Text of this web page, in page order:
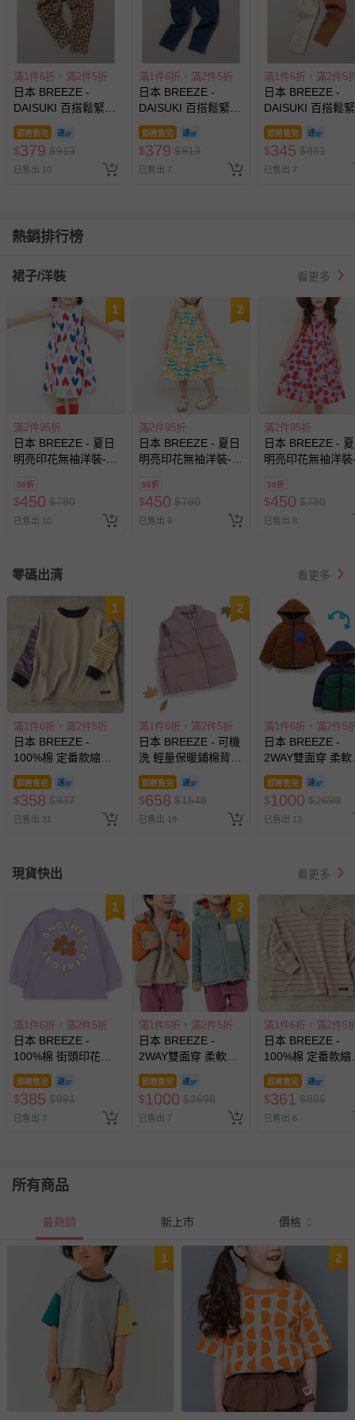
滿1件6折，滿2件5折
日本 BREEZE -
DAISUKI 百搭鬆緊彈
性九分褲-豹紋-淺棕
即將售完
$379 $913
已售出 10
滿1件6折，滿2件5折
日本 BREEZE -
DAISUKI 百搭鬆緊彈
性九分褲-素面-深藍
即將售完
$379 $913
已售出 7
滿1件6折，滿2件5
日本 BREEZE -
DAISUKI 百搭鬆
性九分褲-撞色-白
即將售完
$345 $881
已售出 7
熱銷排行榜
裙子/洋裝 看更多
1
滿2件95折
日本 BREEZE - 夏日
明亮印花無袖洋裝-彩
58折
$450 $780
已售出 10
2
滿2件95折
日本 BREEZE - 夏日
明亮印花無袖洋裝-花
58折
$450 $780
已售出 9
滿2件95折
日本 BREEZE -
明亮印花無袖洋
58折
$450 $780
已售出 8
零碼出清 看更多
1
滿1件6折，滿2件5折
日本 BREEZE -
100%棉 定番款縮口
長袖上衣-素面撞色-
卡其X藍X粉紅
即將售完
$358 $937
已售出 31
2
滿1件6折，滿2件5折
日本 BREEZE - 可機
洗 輕量保暖鋪棉背
心-粉紅
即將售完
$658 $1548
已售出 19
滿1件6折，滿2件5
日本 BREEZE -
2WAY雙面穿 柔軟
毛科技羽絨外套(
拆)-海軍藍X綠
即將售完
$1000 $2698
已售出 13
現貨快出 看更多
1
滿1件6折，滿2件5折
日本 BREEZE -
100%棉 街頭印花長
袖上衣-花朵-粉紫
即將售完
$385 $991
已售出 7
2
滿1件6折，滿2件5折
日本 BREEZE -
2WAY雙面穿 柔軟毛
毛科技羽絨外套(帽可
拆)-橘X卡其
即將售完
$1000 $2698
已售出 7
滿1件6折，滿2件5
日本 BREEZE -
100%棉 定番款縮
長袖上衣-條紋-卡
杏X紫
即將售完
$361 $885
已售出 6
所有商品
最熱銷 新上市 價格
1 2